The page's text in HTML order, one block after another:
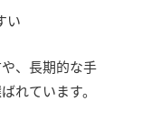
い
、長期的な手
れています。